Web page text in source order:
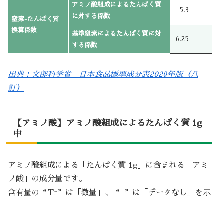
窒素-たんぱく質
換算係数
アミノ酸組成によるたんぱく質
に対する係数
5.3 －
基準窒素によるたんぱく質に対
する係数
6.25 －
出典：文部科学省 日本食品標準成分表2020年版（八
訂）
【アミノ酸】アミノ酸組成によるたんぱく質 1g
中
アミノ酸組成による「たんぱく質 1g」に含まれる「アミ
ノ酸」の成分量です。
含有量の“Tr”は「微量」、“-”は「データなし」を示